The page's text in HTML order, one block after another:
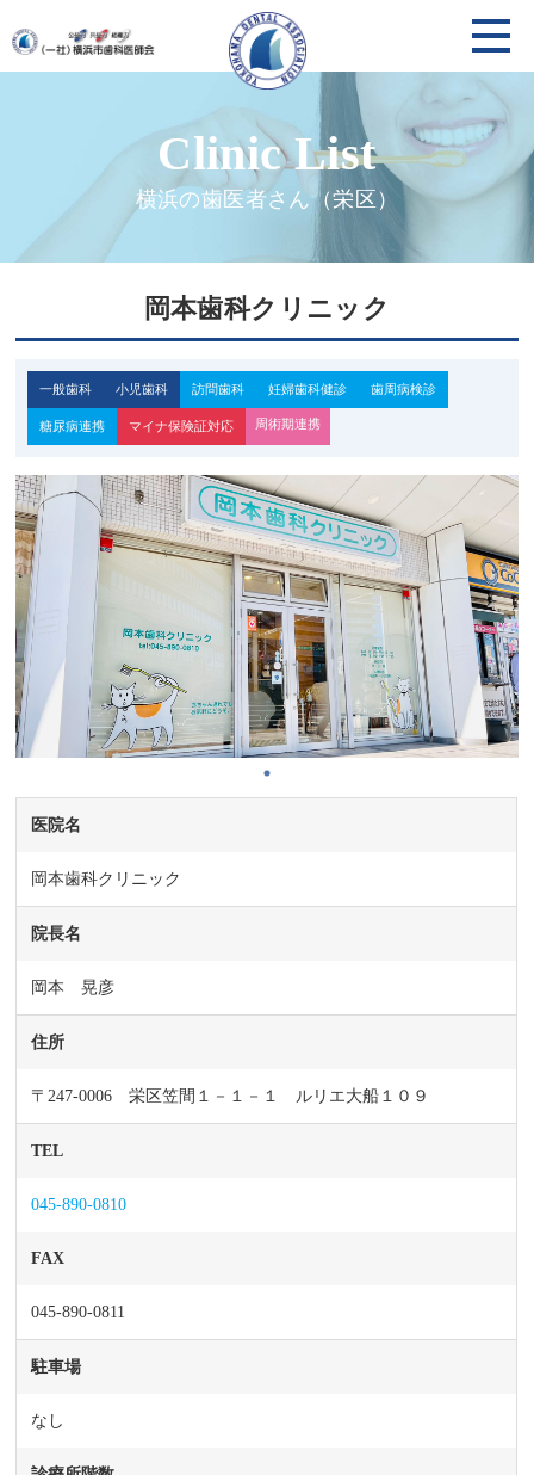
横浜の歯医者さん（栄区）
岡本歯科クリニック
一般歯科 小児歯科 訪問歯科 妊婦歯科健診 歯周病検診
糖尿病連携 マイナ保険証対応 周術期連携
医院名
岡本歯科クリニック
院長名
岡本 晃彦
住所
〒247-0006 栄区笠間１－１－１ ルリエ大船１０９
TEL
045-890-0810
FAX
045-890-0811
駐車場
なし